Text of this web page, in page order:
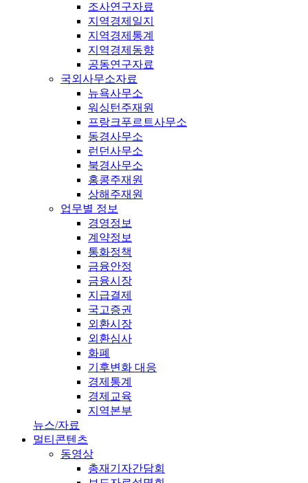
조사연구자료
지역경제일지
지역경제통계
지역경제동향
공동연구자료
국외사무소자료
뉴욕사무소
워싱턴주재원
프랑크푸르트사무소
동경사무소
런던사무소
북경사무소
홍콩주재원
상해주재원
업무별 정보
경영정보
계약정보
통화정책
금융안정
금융시장
지급결제
국고증권
외환시장
외환심사
화폐
기후변화 대응
경제통계
경제교육
지역본부
뉴스/자료
멀티콘텐츠
동영상
총재기자간담회